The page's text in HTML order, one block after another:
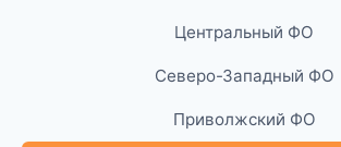
Центральный ФО
Северо-Западный ФО
Приволжский ФО